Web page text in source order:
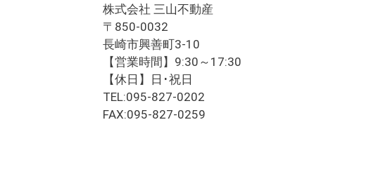
株式会社 三山不動産
〒850-0032
長崎市興善町3-10
【営業時間】9:30～17:30
【休日】日･祝日
TEL:095-827-0202
FAX:095-827-0259